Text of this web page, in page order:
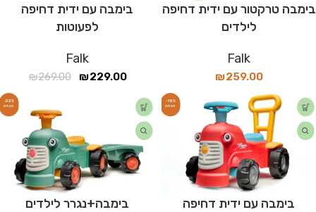
בימבה טרקטור עם ידית דחיפה
לילדים
Falk
₪259.00
בימבה עם ידית דחיפה
לפעוטות
Falk
₪269.00 ₪229.00
-15%
בימבה עם ידית דחיפה
-22%
בימבה+נגרר לילדים